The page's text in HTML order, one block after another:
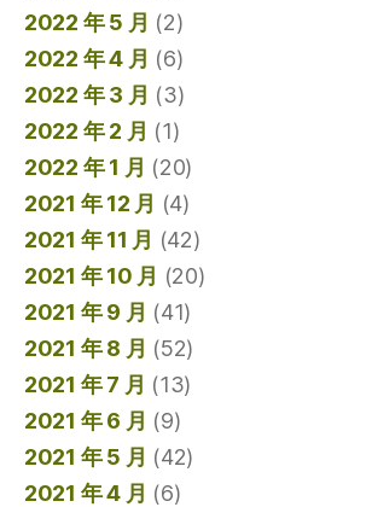
2022 年 5 月 (2)
2022 年 4 月 (6)
2022 年 3 月 (3)
2022 年 2 月 (1)
2022 年 1 月 (20)
2021 年 12 月 (4)
2021 年 11 月 (42)
2021 年 10 月 (20)
2021 年 9 月 (41)
2021 年 8 月 (52)
2021 年 7 月 (13)
2021 年 6 月 (9)
2021 年 5 月 (42)
2021 年 4 月 (6)